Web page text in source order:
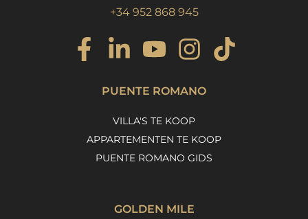
+34 952 868 945
PUENTE ROMANO
VILLA'S TE KOOP
APPARTEMENTEN TE KOOP
PUENTE ROMANO GIDS
GOLDEN MILE